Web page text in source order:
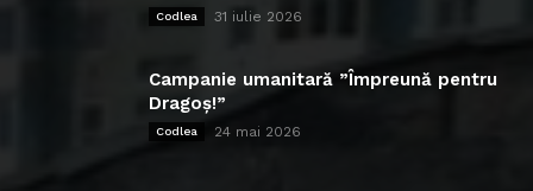
Codlea 31 iulie 2026
Campanie umanitară ”Împreună pentru
Dragoș!”
Codlea 24 mai 2026